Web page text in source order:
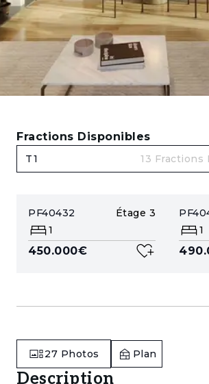
Fractions Disponibles
T1 13 Fractions
PF40432 Étage 3
1
450.000€
1
27 Photos Plan
Description